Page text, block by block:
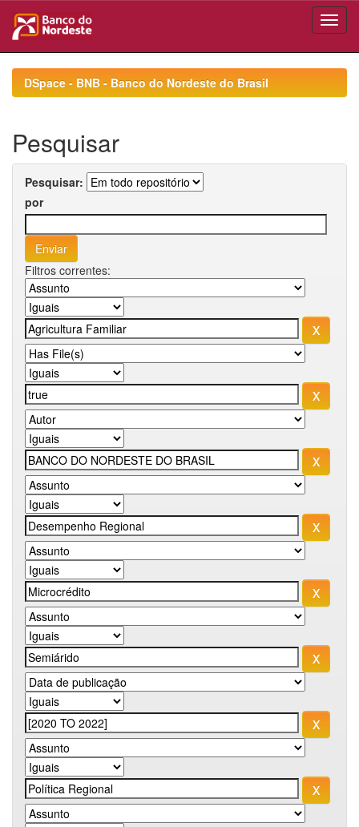
navigationDSpace - BNB - Banco do Nordeste do Brasil
Pesquisar
Pesquisar:
por
Filtros correntes: